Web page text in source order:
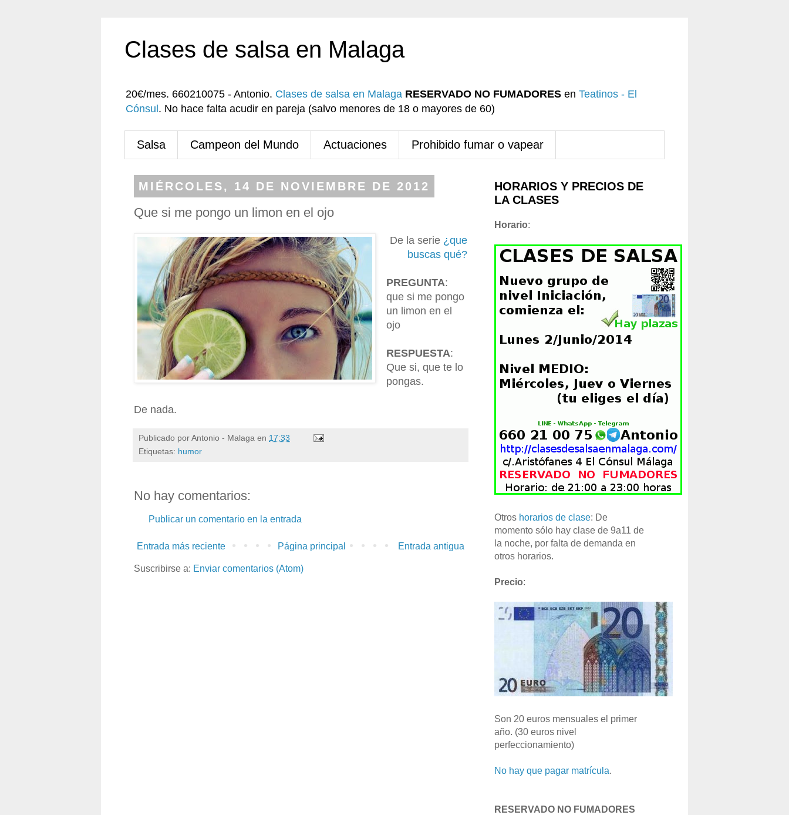
Clases de salsa en Malaga
20€/mes. 660210075 - Antonio. Clases de salsa en Malaga RESERVADO NO FUMADORES en Teatinos - El
Cónsul . No hace falta acudir en pareja (salvo menores de 18 o mayores de 60)
Salsa Campeon del Mundo Actuaciones Prohibido fumar o vapear
MIÉRCOLES, 14 DE NOVIEMBRE DE 2012
Que si me pongo un limon en el ojo
De la serie ¿que
buscas qué?
PREGUNTA:
que si me pongo
un limon en el
ojo
RESPUESTA:
Que si, que te lo
pongas.
De nada.
Publicado porAntonio - Malaga en 17:33
Etiquetas: humor
No hay comentarios:
Publicar un comentario en la entrada
Entrada más reciente Entrada antigua
Página principal
Suscribirse a: Enviar comentarios (Atom)
HORARIOS Y PRECIOS DE
LA CLASES
Horario:
Otros horarios de clase: De
momento sólo hay clase de 9a11 de
la noche, por falta de demanda en
otros horarios.
Precio:
Son 20 euros mensuales el primer
año. (30 euros nivel
perfeccionamiento)
No hay que pagar matrícula.
RESERVADO NO FUMADORES